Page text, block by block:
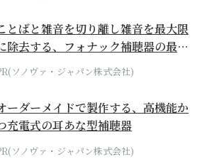
とばと雑音を切り離し雑音を最大限
除去する、フォナック補聴器の最上
モデル
ソノヴァ・ジャパン株式会社)
ーダーメイドで製作する、高機能か
充電式の耳あな型補聴器
ソノヴァ・ジャパン株式会社)